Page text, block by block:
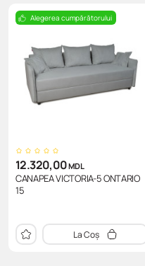
Alegerea cumpărătorului
12.320,00MDL
CANAPEA VICTORIA-5 ONTARIO
15
La Coș